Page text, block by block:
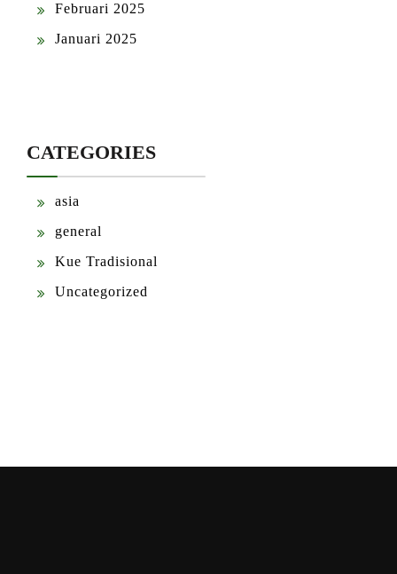
Februari 2025
Januari 2025
CATEGORIES
asia
general
Kue Tradisional
Uncategorized